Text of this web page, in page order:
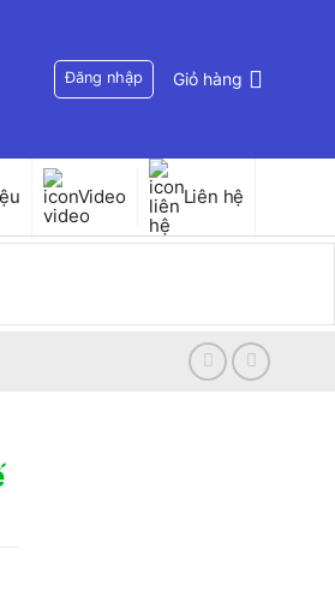
Đăng nhập Giỏ hàng
Video Liên hệ